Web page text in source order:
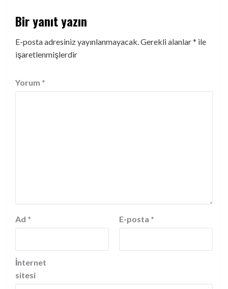
Bir yanıt yazın
E-posta adresiniz yayınlanmayacak.Gerekli alanlar* ile
işaretlenmişlerdir
Yorum *
Ad * E-posta *
İnternet
sitesi